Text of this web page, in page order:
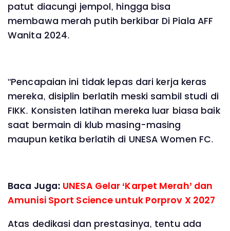
patut diacungi jempol, hingga bisa
membawa merah putih berkibar Di Piala AFF
Wanita 2024.
"Pencapaian ini tidak lepas dari kerja keras
mereka, disiplin berlatih meski sambil studi di
FIKK. Konsisten latihan mereka luar biasa baik
saat bermain di klub masing-masing
maupun ketika berlatih di UNESA Women FC.
Baca Juga: UNESA Gelar ‘Karpet Merah’ dan
Amunisi Sport Science untuk Porprov X 2027
Atas dedikasi dan prestasinya, tentu ada